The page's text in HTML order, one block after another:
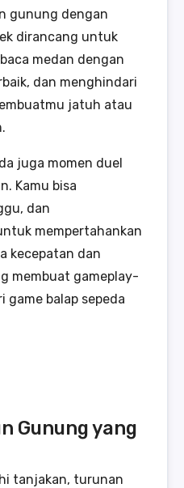
gunung dengan
dirancang untuk
medan dengan
dan menghindari
jatuh atau
juga momen duel
Kamu bisa
dan
mempertahankan
kecepatan dan
membuat gameplay-
game balap sepeda
Gunung yang
tanjakan, turunan